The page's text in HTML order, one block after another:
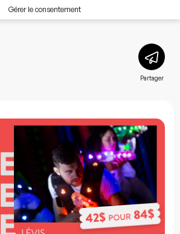
Gérer le consentement
Partager